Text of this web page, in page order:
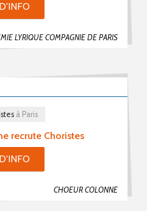
LYRIQUE COMPAGNIE DE PARIS
recrute Choristes
CHOEUR COLONNE
à Paris